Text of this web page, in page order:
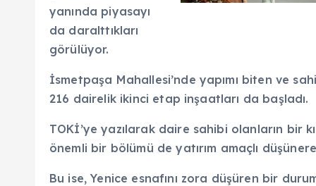
yanında piyasayı
da daralttıkları
görülüyor.
İsmetpaşa Mahallesi’nde yapımı biten ve
216 dairelik ikinci etap inşaatları da başladı.
TOKİ’ye yazılarak daire sahibi olanların bir
önemli bir bölümü de yatırım amaçlı
Bu ise, Yenice esnafını zora düşüren bir